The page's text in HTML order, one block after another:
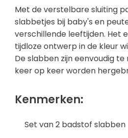
Met de verstelbare sluiting
slabbetjes bij baby's en
verschillende leeftijden. Het
tijdloze ontwerp in de kleur
De slabben zijn eenvoudig
keer op keer worden
Kenmerken:
Set van 2 badstof slabben